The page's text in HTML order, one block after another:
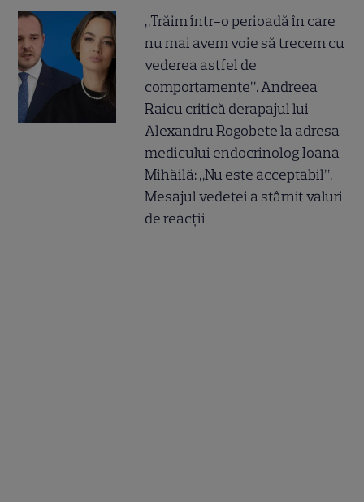
„Trăim într-o perioadă în care
nu mai avem voie să trecem cu
vederea astfel de
comportamente”. Andreea
Raicu critică derapajul lui
Alexandru Rogobete la adresa
medicului endocrinolog Ioana
Mihăilă: „Nu este acceptabil”.
Mesajul vedetei a stârnit valuri
de reacții